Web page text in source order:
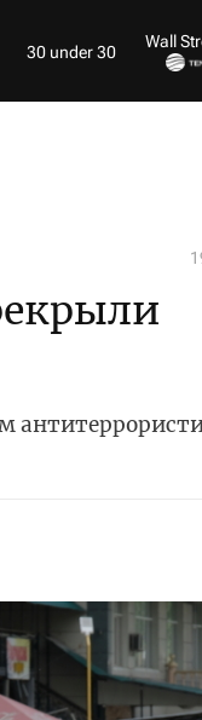
30 under 30
Wall